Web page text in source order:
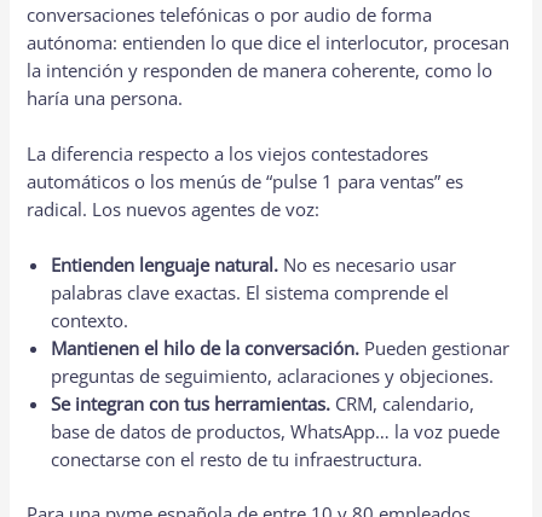
conversaciones telefónicas o por audio de forma
autónoma: entienden lo que dice el interlocutor, procesan
la intención y responden de manera coherente, como lo
haría una persona.
La diferencia respecto a los viejos contestadores
automáticos o los menús de “pulse 1 para ventas” es
radical. Los nuevos agentes de voz:
Entienden lenguaje natural. No es necesario usar
palabras clave exactas. El sistema comprende el
contexto.
Mantienen el hilo de la conversación. Pueden gestionar
preguntas de seguimiento, aclaraciones y objeciones.
Se integran con tus herramientas. CRM, calendario,
base de datos de productos, WhatsApp… la voz puede
conectarse con el resto de tu infraestructura.